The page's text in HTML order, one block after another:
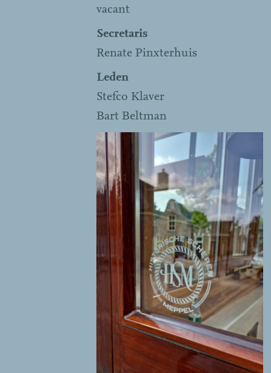
vacant
Secretaris
Renate Pinxterhuis
Leden
Stefco Klaver
Bart Beltman